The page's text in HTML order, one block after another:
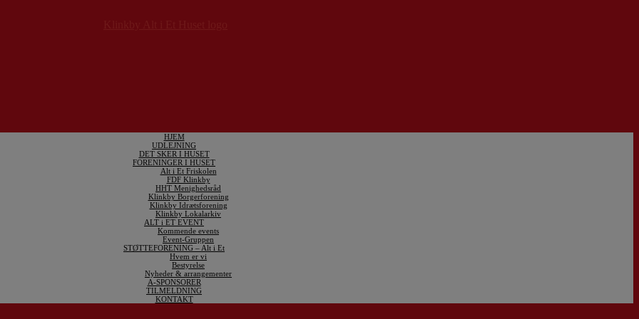
HJEM
UDLEJNING
DET SKER I HUSET
FORENINGER I HUSET
Alt i Et Friskolen
FDF Klinkby
HHT Menighedsråd
Klinkby Borgerforening
Klinkby Idrætsforening
Klinkby Lokalarkiv
ALT i ET EVENT
Kommende events
Event-Gruppen
STØTTEFORENING – Alt i Et
Hvem er vi
Bestyrelse
Nyheder & arrangementer
A-SPONSORER
TILMELDNING
KONTAKT